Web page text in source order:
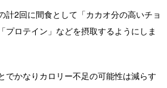
計2回に間食として「カカオ分の高いチョ
プロテイン」などを摂取するようにしま
でかなりカロリー不足の可能性は減らす